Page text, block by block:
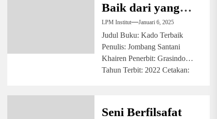
Baik dari yang
Terburuk
LPM Institut Januari 6, 2025
Judul Buku: Kado Terbaik
Penulis: Jombang Santani
Khairen Penerbit: Grasindo
Tahun Terbit: 2022 Cetakan:
Seni Berfilsafat